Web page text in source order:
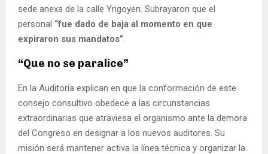
sede anexa de la calle Yrigoyen. Subrayaron que el
personal “fue dado de baja al momento en que
expiraron sus mandatos”.
“Que no se paralice”
En la Auditoría explican en que la conformación de este
consejo consultivo obedece a las circunstancias
extraordinarias que atraviesa el organismo ante la demora
del Congreso en designar a los nuevos auditores. Su
misión será mantener activa la línea técnica y organizar la